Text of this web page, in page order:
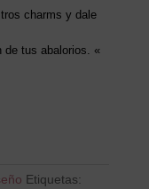
charms y dale
de tus abalorios. «
Etiquetas: